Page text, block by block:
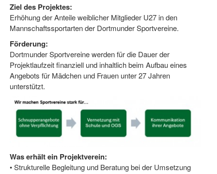
Projekte
Open Sports Day
Dortmund lernt Schwimmen
Mädchen in Mannschaftssportarten
Bewegungszwerge
Bewegungskindergarten
Mini-Sportabzeichen
SportartCheck
Ziel des Projektes:
Erhöhung der Anteile weiblicher Mitglieder U27 in den
Mannschaftssportarten der Dortmunder Sportvereine.
Förderung:
Dortmunder Sportvereine werden für die Dauer der
Projektlaufzeit finanziell und inhaltlich beim Aufbau eines
Angebots für Mädchen und Frauen unter 27 Jahren
unterstützt.
Was erhält ein Projektverein:
• Strukturelle Begleitung und Beratung bei der Umsetzung